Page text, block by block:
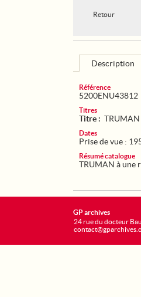
Retour
Description
Référence
5200ENU43812
Titres
Titre : TRUMAN
Dates
Prise de vue :
Résumé catalogue
TRUMAN à une
GP archives
24 rue du docteur